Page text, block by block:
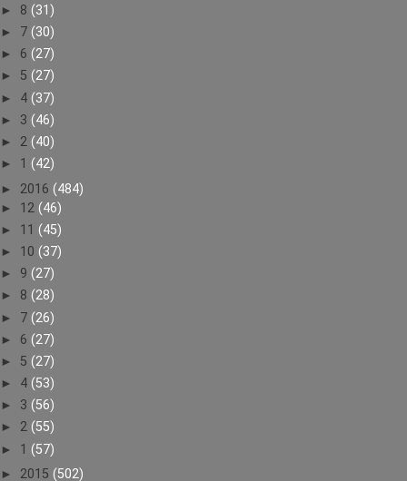
► 8 (31)
► 7 (30)
► 6 (27)
► 5 (27)
► 4 (37)
► 3 (46)
► 2 (40)
► 1 (42)
► 2016 (484)
► 12 (46)
► 11 (45)
► 10 (37)
► 9 (27)
► 8 (28)
► 7 (26)
► 6 (27)
► 5 (27)
► 4 (53)
► 3 (56)
► 2 (55)
► 1 (57)
► 2015 (502)